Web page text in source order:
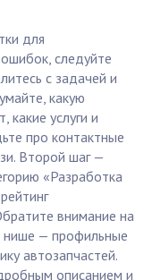
для
следуйте
с задачей и
какую
услуги и
про контактные
Второй шаг —
«Разработка
внимание на
нише — профильные
автозапчастей.
описанием и